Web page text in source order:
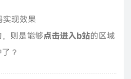
现效果
则是能够点击进入b站的区域
？